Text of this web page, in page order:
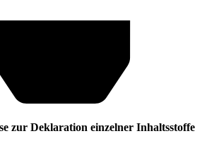
zur Deklaration einzelner Inhaltsstoffe